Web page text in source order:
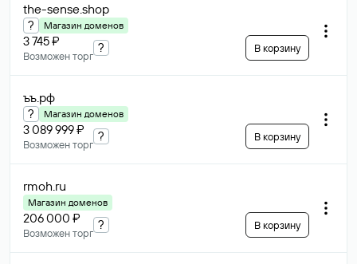
the-sense.shop
? Магазин доменов
3 745 ₽
Возможен торг
? В корзину
ъъ.рф
? Магазин доменов
3 089 999 ₽
Возможен торг
? В корзину
rmoh.ru
Магазин доменов
206 000 ₽
Возможен торг
? В корзину